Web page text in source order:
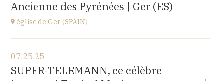
Buy your tickets
Ancienne des Pyrénées | Ger (ES)
église de Ger (SPAIN)
église Santa Coloma,
Plaça d'Andreu Xandri, 17539 Ger (SPAIN)
07.25.25
SUPER-TELEMANN, ce célèbre